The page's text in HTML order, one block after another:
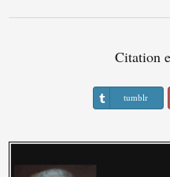
Citation
tumblr